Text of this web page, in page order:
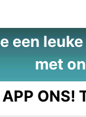
een
met
APP ONS!